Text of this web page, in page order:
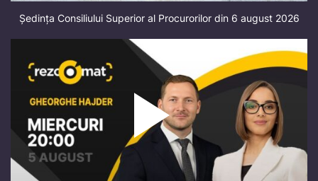
Ședința Consiliului Superior al Procurorilor din 6 august 2026